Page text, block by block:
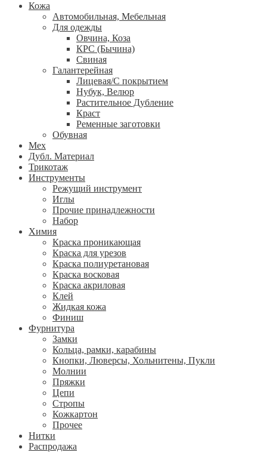
Кожа
Автомобильная, Мебельная
Для одежды
Овчина, Коза
КРС (Бычина)
Свиная
Галантерейная
Лицевая/С покрытием
Нубук, Велюр
Растительное Дубление
Краст
Ременные заготовки
Обувная
Мех
Дубл. Материал
Трикотаж
Инструменты
Режущий инструмент
Иглы
Прочие принадлежности
Набор
Химия
Краска проникающая
Краска для урезов
Краска полиуретановая
Краска восковая
Краска акриловая
Клей
Жидкая кожа
Финиш
Фурнитура
Замки
Кольца, рамки, карабины
Кнопки, Люверсы, Хольнитены, Пукли
Молнии
Пряжки
Цепи
Стропы
Кожкартон
Прочее
Нитки
Распродажа